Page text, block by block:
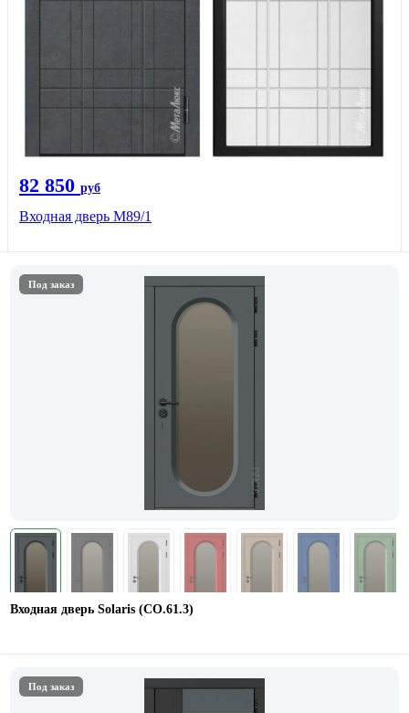
82 850 руб
Входная дверь M89/1
Под заказ
Входная дверь Solaris (СО.61.3)
Под заказ